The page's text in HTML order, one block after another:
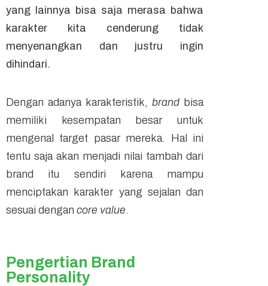
yang lainnya bisa saja merasa bahwa
karakter kita cenderung tidak
menyenangkan dan justru ingin
dihindari.
Dengan adanya karakteristik, brand bisa
memiliki kesempatan besar untuk
mengenal target pasar mereka. Hal ini
tentu saja akan menjadi nilai tambah dari
brand itu sendiri karena mampu
menciptakan karakter yang sejalan dan
sesuai dengan core value.
Pengertian Brand
Personality